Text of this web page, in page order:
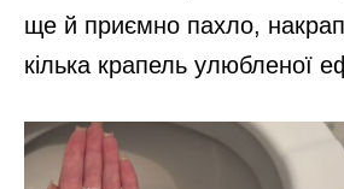
ще й приємно пахло,
кілька крапель улюбленої